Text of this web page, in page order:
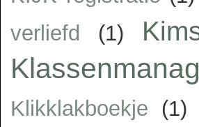
verliefd (1)
Klikklakboekje (1)